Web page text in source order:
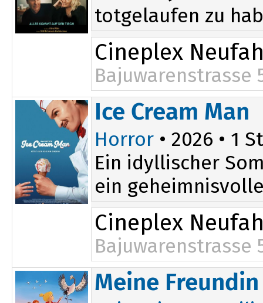
totgelaufen zu
Cineplex
Bajuwarenstrasse
20:15
Ice Cream Man
Horror • 2026 • 1
Ein idyllischer
ein
Cineplex
Bajuwarenstrasse
20:15
Meine